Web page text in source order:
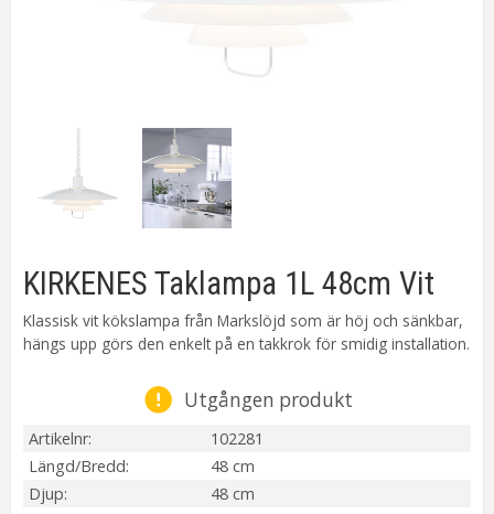
KIRKENES Taklampa 1L 48cm Vit
Klassisk vit kökslampa från Markslöjd som är höj och sänkbar,
hängs upp görs den enkelt på en takkrok för smidig installation.
Utgången produkt
Artikelnr
102281
Längd/Bredd
48 cm
Djup
48 cm